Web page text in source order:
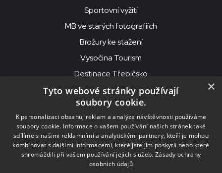
Sportovní vyžití
MB ve starých fotografiích
Brožury ke stažení
Vysočina Tourism
Destinace Třebíčsko
© 2026MKS Beseda Mor. Budějovice
MKS Beseda, příspěvková organizace, Purcnerova 62, 676 02
Moravské Budějovice
IČO: 00091758, DIČ: CZ00091758, ID datové schránky: chjn2kd
×
Tyto webové stránky používají
soubory cookie.
K personalizaci obsahu, reklam a analýze návštěvnosti používáme
soubory cookie. Informace o vašem používání našich stránek také
sdílíme s našimi reklamními a analytickými partnery, kteří je mohou
kombinovat s dalšími informacemi, které jste jim poskytli nebo které
shromáždili při vašem používání jejich služeb. Zásady ochrany
osobních údajů